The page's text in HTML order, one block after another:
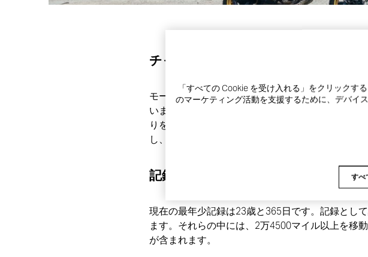
チャリティー
モーベンバー財団は男性特有の前立腺がんとメン
います。財団とライダーコミュニティはチャリテ
りを持っており、ヘンリーもこれまでに通算3回
し、早期発見によりがんの死亡を減らすことを目
記録
現在の最年少記録は23歳と365日です。記録とし
ます。それらの中には、2万4500マイル以上を移
が含まれます。
「すべての Cookie を受け入れる」をクリック
のマーケティング活動を支援するために、デバイ
す